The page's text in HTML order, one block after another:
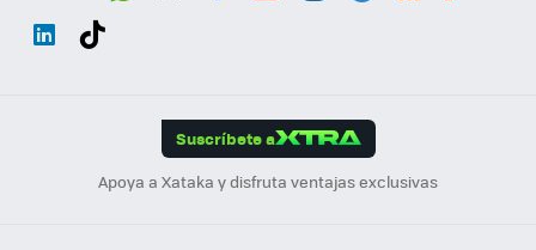
Suscríbete a
Apoya a Xataka y disfruta ventajas exclusivas